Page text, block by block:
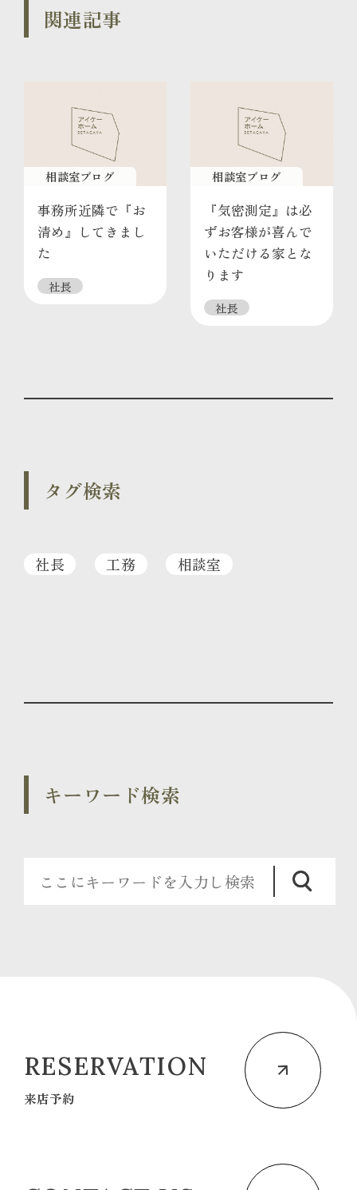
関連記事
相談室ブログ
事務所近隣で『お
清め』してきまし
た
社長
相談室ブログ
『気密測定』は必
ずお客様が喜んで
いただける家とな
ります
社長
タグ検索
社長 工務 相談室
キーワード検索
RESERVATION
来店予約